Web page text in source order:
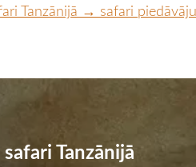
Tanzānijā → safari
Tanzānijā